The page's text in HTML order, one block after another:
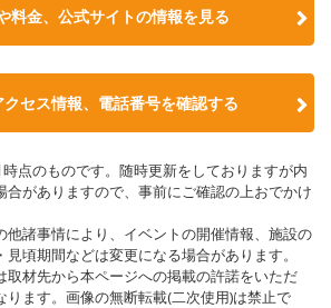
料金、公式サイトの情報を見る
セス情報、電話番号を確認する
点のものです。随時更新をしておりますが内
合がありますので、事前にご確認の上おでかけ
諸事情により、イベントの開催情報、施設の
頃期間などは変更になる場合があります。
材先から本ページへの掲載の許諾をいただ
ります。画像の無断転載(二次使用)は禁止で